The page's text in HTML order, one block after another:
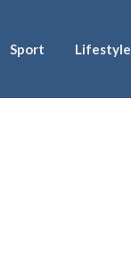
Sport Lifestyle